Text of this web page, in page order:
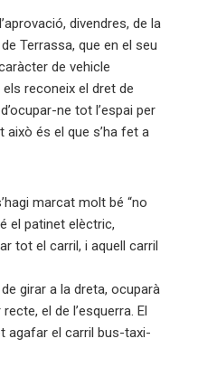
divendres, de la
Terrassa, que en el seu
de vehicle
reconeix el dret de
ne tot l’espai per
això és el que s’ha fet a
marcat molt bé “no
el patinet elèctric,
tot el carril, i aquell carril
girar a la dreta, ocuparà
el de l’esquerra. El
agafar el carril bus-taxi-